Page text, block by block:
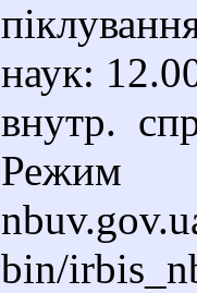
наук:
внутр.
Режим
bin/